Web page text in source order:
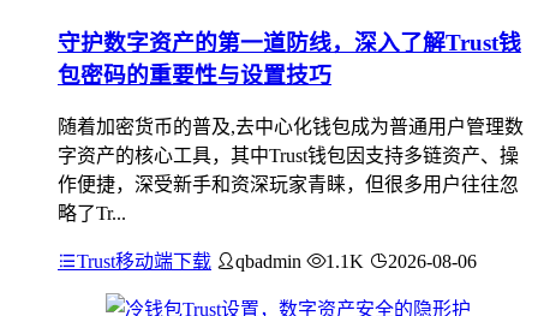
守护数字资产的第一道防线，深入了解Trust钱
包密码的重要性与设置技巧
随着加密货币的普及,去中心化钱包成为普通用户管理数
字资产的核心工具，其中Trust钱包因支持多链资产、操
作便捷，深受新手和资深玩家青睐，但很多用户往往忽
略了Tr...
Trust移动端下载 qbadmin 1.1K 2026-08-06